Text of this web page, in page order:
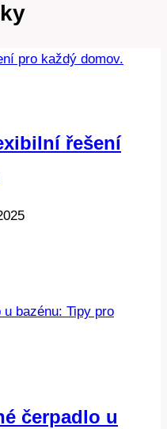
řešení
čerpadlo u